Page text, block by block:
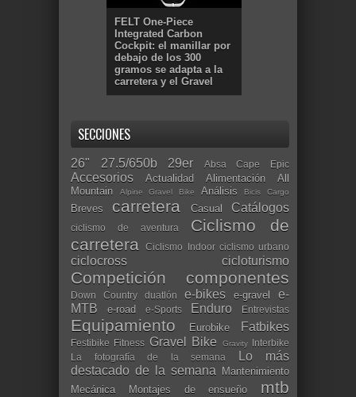
FELT One-Piece
Integrated Carbon
Cockpit: el manillar por
debajo de los 300
gramos se adapta a la
carretera y el Gravel
SECCIONES
26" 27.5/650b 29er Absa Cape Epic
Accesorios Actualidad Alimentación
All
Mountain
Alpine Gravel Bike Análisis Bicis Cargo
Breves carretera Casual Catálogos
ciclismo de aventura
Ciclismo de
carretera
Ciclismo Indoor ciclismo urbano
ciclocross cicloturismo
Competición componentes
Down Country duatlón e-bikes e-gravel
e-
MTB
e-road e-Sports Enduro Entrevistas
Equipamiento Eurobike Fatbikes
Festibike Fitness Gravel Bike Gravity
Interbike
La fotografía de la semana
Lo más
destacado de la semana
Mantenimiento
Mecánica
Montajes de ensueño mtb